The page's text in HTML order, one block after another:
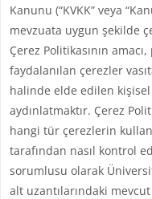
Kanunu (“KVKK” veya
mevzuata uygun şekilde
Çerez Politikasının
faydalanılan çerezler
halinde elde edilen
aydınlatmaktır. Çerez
hangi tür çerezlerin
tarafından nasıl kontrol
sorumlusu olarak
alt uzantılarındaki